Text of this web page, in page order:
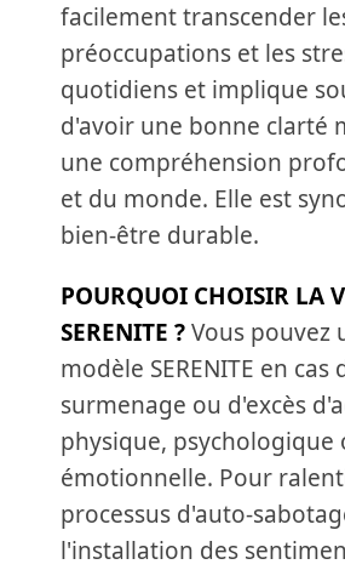
facilement transcender
préoccupations et les
quotidiens et implique
d'avoir une bonne clarté
une compréhension
et du monde. Elle est
bien-être durable.
POURQUOI CHOISIR LA
SERENITE ?Vous pouvez
modèle SERENITE en cas
surmenage ou d'excès
physique, psychologique
émotionnelle. Pour
processus d'auto-
l'installation des